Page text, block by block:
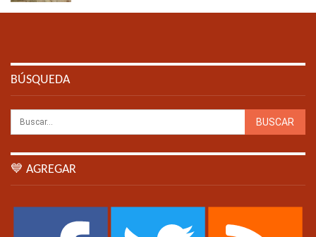
BÚSQUEDA
💙 AGREGAR